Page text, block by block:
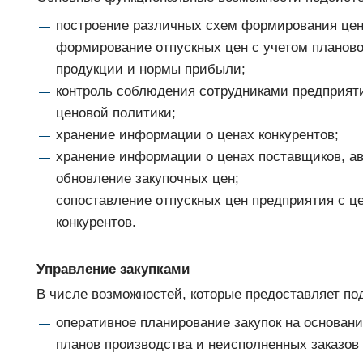
построение различных схем формирования
формирование отпускных цен с учетом
продукции и нормы прибыли;
контроль соблюдения сотрудниками
ценовой политики;
хранение информации о ценах конкурентов;
хранение информации о ценах поставщиков,
обновление закупочных цен;
сопоставление отпускных цен предприятия с
конкурентов.
Управление закупками
В числе возможностей, которые предоставляет
оперативное планирование закупок на
планов производства и неисполненных заказов